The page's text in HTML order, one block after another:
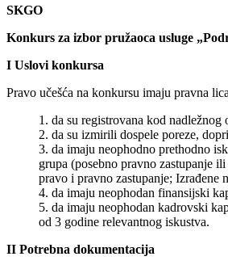
SKGO
Konkurs za izbor pružaoca usluge
I Uslovi konkursa
Pravo učešća na konkursu imaju pravna
1. da su registrovana kod
2. da su izmirili dospele poreze,
3. da imaju neophodno prethodno
grupa (posebno pravno zastupanje
pravo i pravno zastupanje; Izrađene
4. da imaju neophodan finansijski
5. da imaju neophodan kadrovski
od 3 godine relevantnog iskustva.
II Potrebna dokumentacija